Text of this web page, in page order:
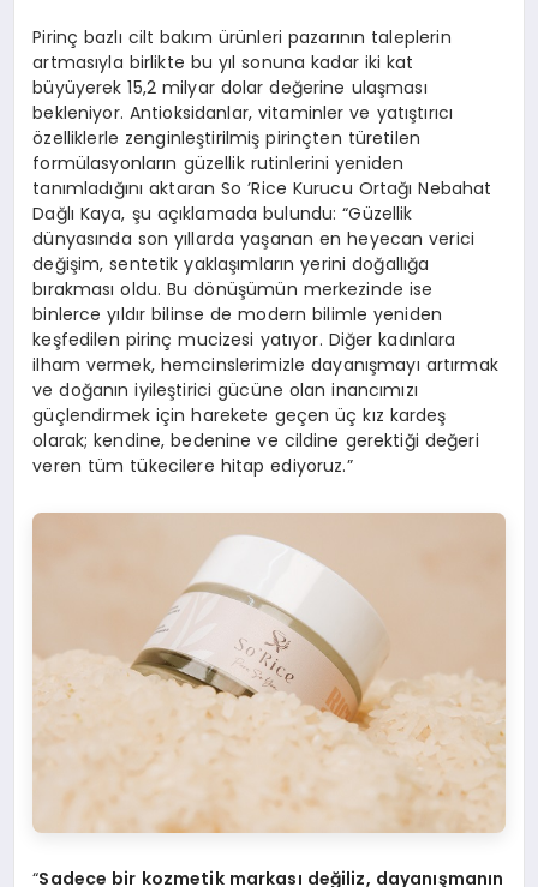
Pirinç bazlı cilt bakım ürünleri pazarının taleplerin
artmasıyla birlikte bu yıl sonuna kadar iki kat
büyüyerek 15,2 milyar dolar değerine ulaşması
bekleniyor. Antioksidanlar, vitaminler ve yatıştırıcı
özelliklerle zenginleştirilmiş pirinçten türetilen
formülasyonların güzellik rutinlerini yeniden
tanımladığını aktaran So ’Rice Kurucu Ortağı Nebahat
Dağlı Kaya, şu açıklamada bulundu: “Güzellik
dünyasında son yıllarda yaşanan en heyecan verici
değişim, sentetik yaklaşımların yerini doğallığa
bırakması oldu. Bu dönüşümün merkezinde ise
binlerce yıldır bilinse de modern bilimle yeniden
keşfedilen pirinç mucizesi yatıyor. Diğer kadınlara
ilham vermek, hemcinslerimizle dayanışmayı artırmak
ve doğanın iyileştirici gücüne olan inancımızı
güçlendirmek için harekete geçen üç kız kardeş
olarak; kendine, bedenine ve cildine gerektiği değeri
veren tüm tükecilere hitap ediyoruz.”
“Sadece bir kozmetik markası değiliz, dayanışmanın